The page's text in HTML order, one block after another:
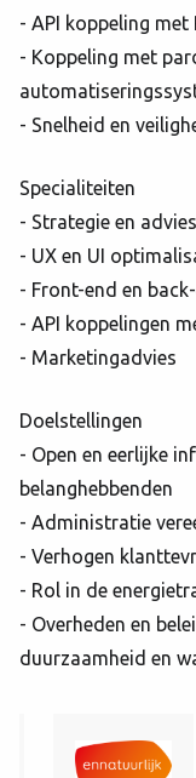
- API koppeling met
- Koppeling met
- Snelheid en
Specialiteiten
- Strategie en advies
- UX en UI
- Front-end en
- API koppelingen
- Marketingadvies
Doelstellingen
- Open en eerlijke
belanghebbenden
- Administratie
- Verhogen
- Rol in de
- Overheden en
duurzaamheid en